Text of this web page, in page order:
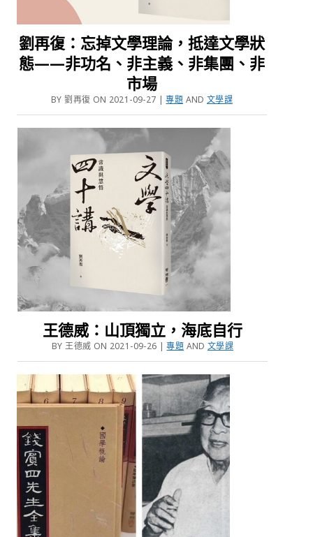
劉再復：忘掉文學理論，抵達文學狀
態——非功名、非主義、非集團、非
市場
BY 劉再復 ON 2021-09-27 |專題 AND 文學課
王德威：山頂獨立，海底自行
BY 王德威 ON 2021-09-26 |專題 AND 文學課